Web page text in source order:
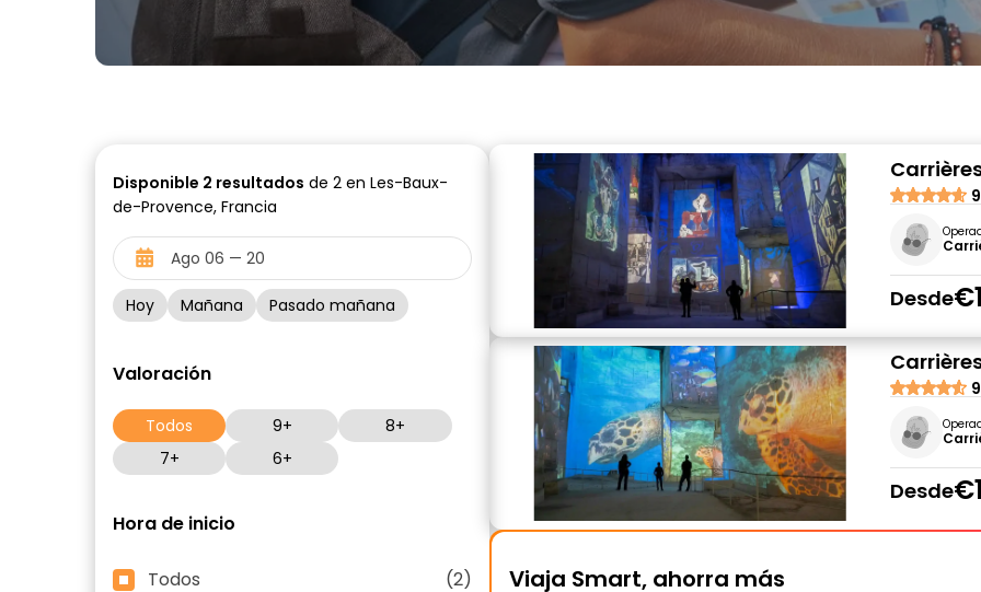
Disponible 2 resultados de 2 en Les-Baux-
de-Provence, Francia
Hoy Mañana Pasado mañana
Valoración
Todos 9+
8+
7+
6+
Hora de inicio
Todos
(2)
Desde
Desde
Viaja Smart, ahorra más